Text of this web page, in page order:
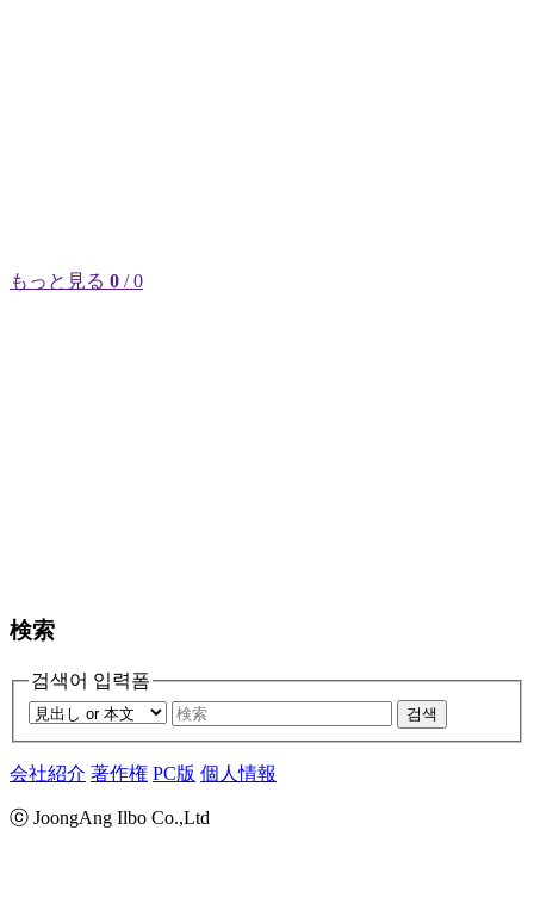
もっと見る 0 / 0
検索
검색어 입력폼
검색
会社紹介 著作権 PC版 個人情報
ⓒ JoongAng Ilbo Co.,Ltd